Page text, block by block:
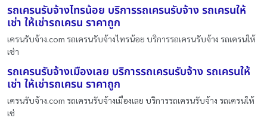
รถเครนรับจ้างไทรน้อย บริการรถเครนรับจ้าง รถเครนให้
เช่า ให้เช่ารถเครน ราคาถูก
เครนรับจ้าง.com รถเครนรับจ้างไทรน้อย บริการรถเครนรับจ้าง รถเครนให้
เช่า
รถเครนรับจ้างเมืองเลย บริการรถเครนรับจ้าง รถเครนให้
เช่า ให้เช่ารถเครน ราคาถูก
เครนรับจ้าง.com รถเครนรับจ้างเมืองเลย บริการรถเครนรับจ้าง รถเครนให้
เช่